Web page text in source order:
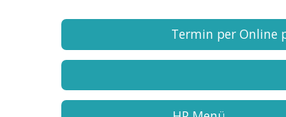
Termin per Online